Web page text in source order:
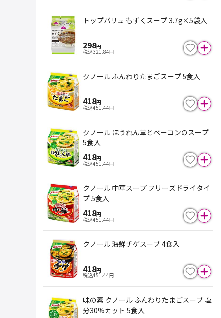
トップバリュ もずくスープ 3.7g×5袋入
298円
税込321.84円
クノール ふんわりたまごスープ 5食入
418円
税込451.44円
クノール ほうれん草とベーコンのスープ
5食入
418円
税込451.44円
クノール 中華スープ フリーズドライタイ
プ 5食入
418円
税込451.44円
クノール 海鮮チゲスープ 4食入
418円
税込451.44円
味の素 クノール ふんわりたまごスープ 塩
分30%カット 5食入